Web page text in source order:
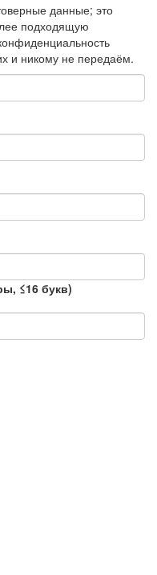
данные; это
подходящую
и никому не передаём.
≤16 букв)